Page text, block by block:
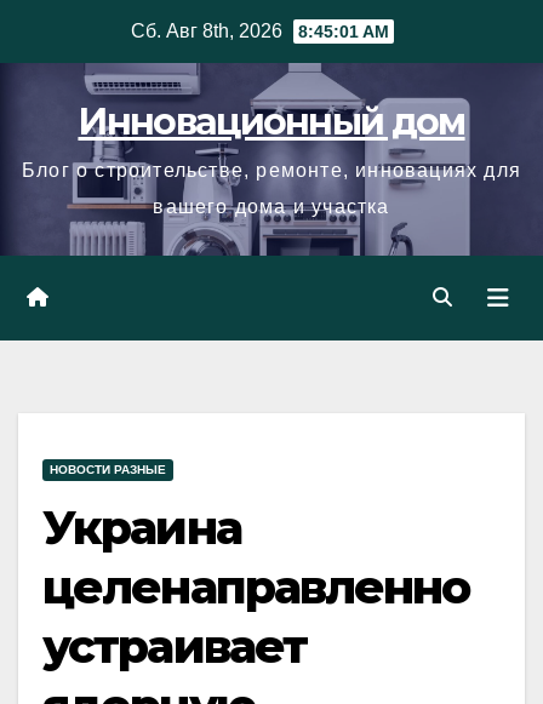
Сб. Авг 8th, 2026 8:45:02 AM
Инновационный дом
Блог о строительстве, ремонте, инновациях для
вашего дома и участка
НОВОСТИ РАЗНЫЕ
Украина
целенаправленно
устраивает